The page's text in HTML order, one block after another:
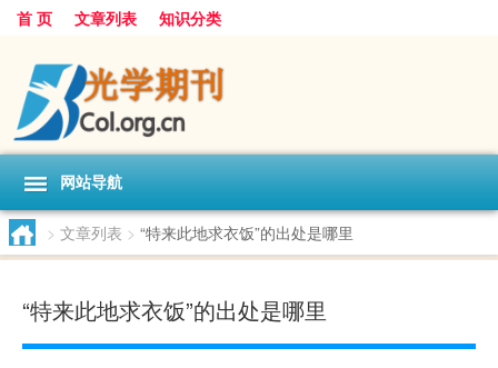
首 页 文章列表 知识分类
网站导航
> 文章列表 > “特来此地求衣饭”的出处是哪里
“特来此地求衣饭”的出处是哪里